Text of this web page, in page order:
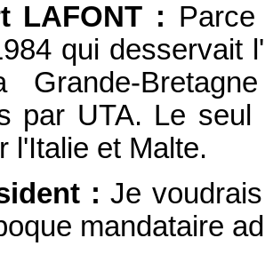
LAFONT :
qui desservait
Grande-
par UTA. Le
l'Italie et Malte.
: Je
mandataire